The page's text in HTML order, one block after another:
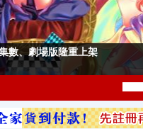
場版隆重上架